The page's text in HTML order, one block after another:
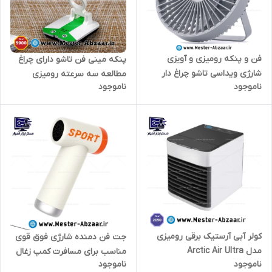
فن و پنکه رومیزی و آویزی
شارژی ویداسی تاشو چراغ دار
مدل مینی WEIDASI WD-278
ناموجود
پنکه مینی فن تاشو دارای چراغ
مطالعه سه سرعته رومیزی
شارژی مدل GCY-KB KC-5900
ناموجود
کولر آبی آرستیک برقی رومیزی
مدل Arctic Air Ultra
ناموجود
جت فن دمنده شارژی فوق قوی
مناسب برای مسافرت کمپ زغال
ناموجود